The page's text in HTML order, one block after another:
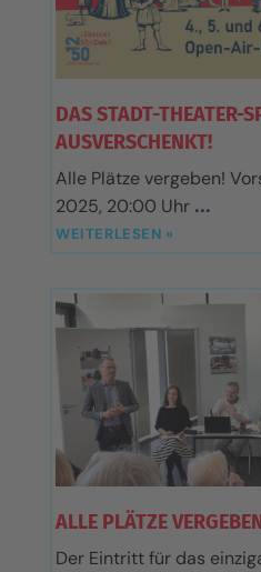
DAS STADT-THEATER-
AUSVERSCHENKT!
Alle Plätze vergeben!
2025, 20:00 Uhr
WEITERLESEN »
ALLE PLÄTZE
Der Eintritt für das